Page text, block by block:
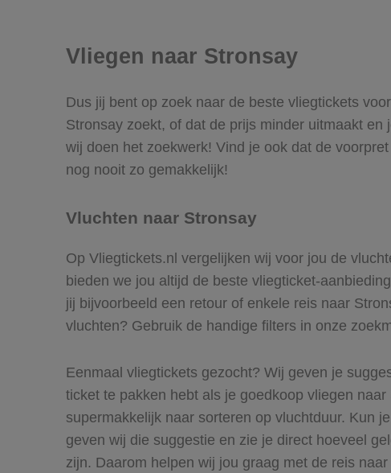
Vliegen naar Stronsay
Dus jij bent op zoek naar de beste vliegtickets
Stronsay zoekt, of dat de prijs minder uitmaakt
wij doen het zoekwerk! Vind je ook dat de
nog nooit zo gemakkelijk!
Vluchten naar Stronsay
Op Vliegtickets.nl vergelijken wij voor jou de
bieden we jou altijd de beste vliegticket-
jij bijvoorbeeld een retour of enkele reis naar
vluchten? Gebruik de handige filters in onze
Eenmaal vliegtickets gezocht? Wij geven je
ticket te pakken hebt als je goedkoop vliegen
supermakkelijk naar sorteren op vluchtduur. Kun
geven wij die suggestie en zie je direct hoeveel
zijn. Daarom helpen wij jou graag met de reis naar